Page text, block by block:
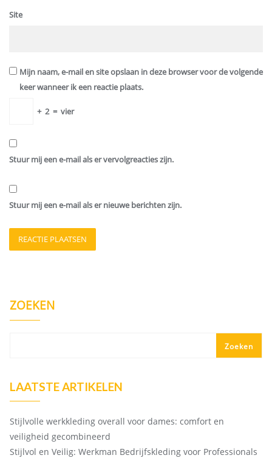
Site
Mijn naam, e-mail en site opslaan in deze browser voor de volgende
keer wanneer ik een reactie plaats.
+ 2 = vier
Stuur mij een e-mail als er vervolgreacties zijn.
Stuur mij een e-mail als er nieuwe berichten zijn.
ZOEKEN
Zoeken
LAATSTE ARTIKELEN
Stijlvolle werkkleding overall voor dames: comfort en
veiligheid gecombineerd
Stijlvol en Veilig: Werkman Bedrijfskleding voor Professionals